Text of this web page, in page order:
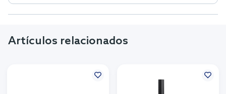
Artículos relacionados